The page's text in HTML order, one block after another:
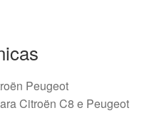
Peugeot
Citroën C8 e Peugeot